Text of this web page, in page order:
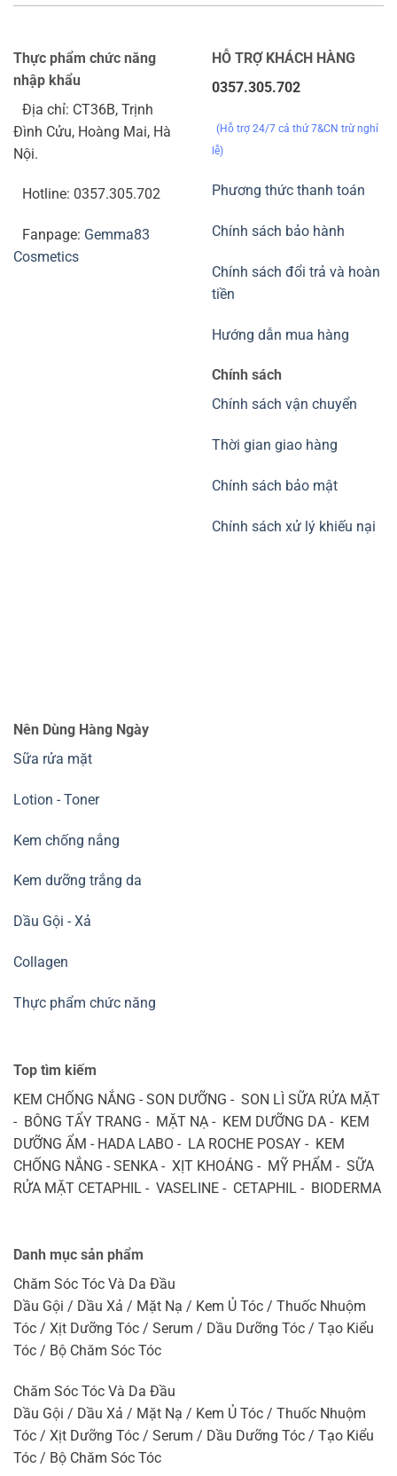
Thực phẩm chức năng
nhập khẩu
Địa chỉ: CT36B, Trịnh
Đình Cửu, Hoàng Mai, Hà
Nội.
Hotline: 0357.305.702
Fanpage: Gemma83
Cosmetics
HỖ TRỢ KHÁCH HÀNG
0357.305.702
(Hỗ trợ 24/7 cả thứ 7&CN trừ nghỉ
lễ)
Phương thức thanh toán
Chính sách bảo hành
Chính sách đổi trả và hoàn
tiền
Hướng dẫn mua hàng
Chính sách
Chính sách vận chuyển
Thời gian giao hàng
Chính sách bảo mật
Chính sách xử lý khiếu nại
Nên Dùng Hàng Ngày
Sữa rửa mặt
Lotion - Toner
Kem chống nắng
Kem dưỡng trắng da
Dầu Gội - Xả
Collagen
Thực phẩm chức năng
Top tìm kiếm
KEM CHỐNG NẮNG - SON DƯỠNG - SON LÌ SỮA RỬA MẶT
- BÔNG TẨY TRANG - MẶT NẠ - KEM DƯỠNG DA - KEM
DƯỠNG ẨM - HADA LABO - LA ROCHE POSAY - KEM
CHỐNG NẮNG - SENKA - XỊT KHOÁNG - MỸ PHẨM - SỮA
RỬA MẶT CETAPHIL - VASELINE - CETAPHIL - BIODERMA
Danh mục sản phẩm
Chăm Sóc Tóc Và Da Đầu
Dầu Gội / Dầu Xả / Mặt Nạ / Kem Ủ Tóc / Thuốc Nhuộm
Tóc / Xịt Dưỡng Tóc / Serum / Dầu Dưỡng Tóc / Tạo Kiểu
Tóc / Bộ Chăm Sóc Tóc
Chăm Sóc Tóc Và Da Đầu
Dầu Gội / Dầu Xả / Mặt Nạ / Kem Ủ Tóc / Thuốc Nhuộm
Tóc / Xịt Dưỡng Tóc / Serum / Dầu Dưỡng Tóc / Tạo Kiểu
Tóc / Bộ Chăm Sóc Tóc